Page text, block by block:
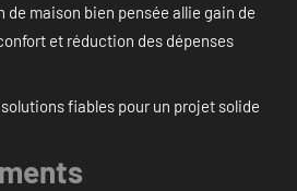
de maison bien pensée allie gain de
et réduction des dépenses
fiables pour un projet solide